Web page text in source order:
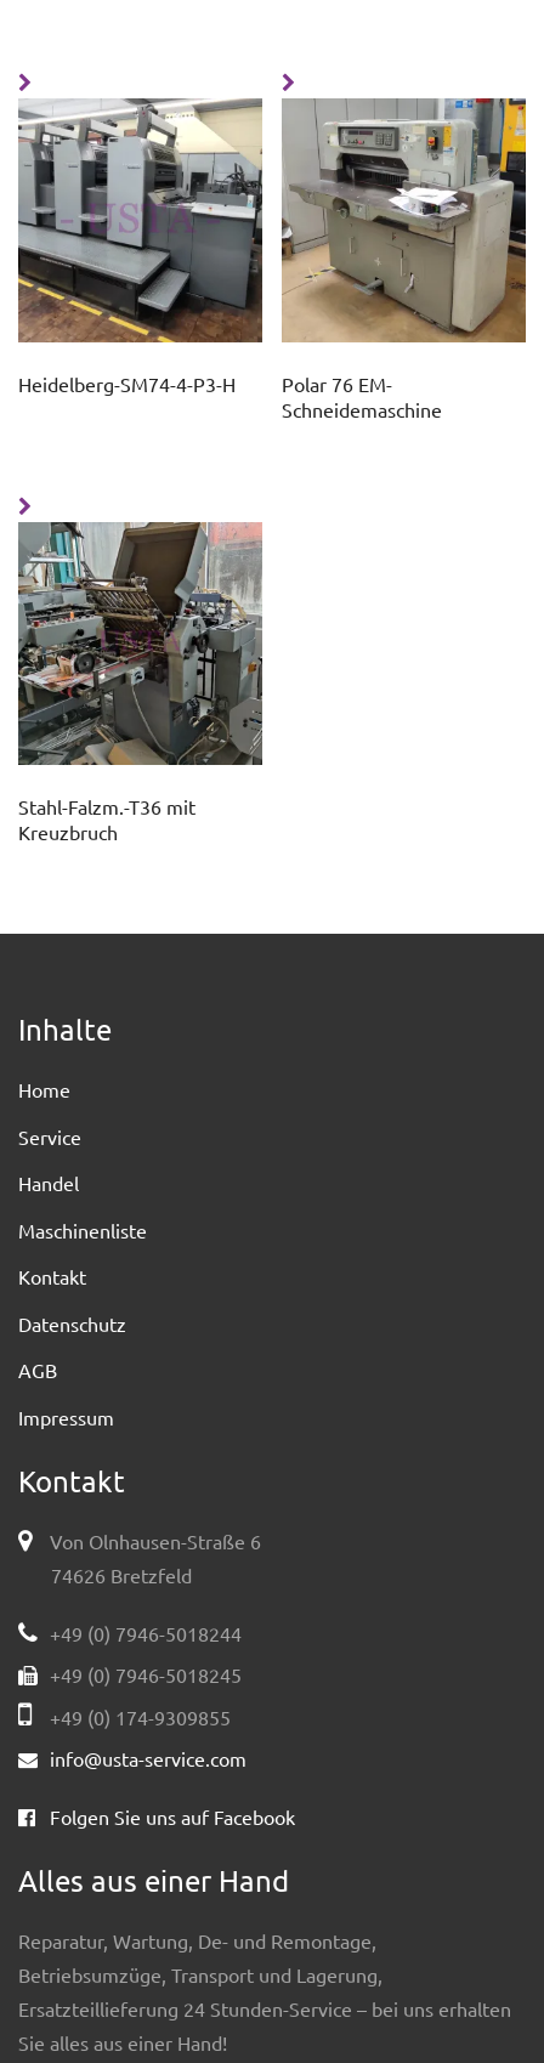
Heidelberg-SM74-4-P3-H
Polar 76 EM-
Schneidemaschine
Stahl-Falzm.-T36 mit
Kreuzbruch
Inhalte
Home
Service
Handel
Maschinenliste
Kontakt
Datenschutz
AGB
Impressum
Kontakt
Von Olnhausen-Straße 6
74626 Bretzfeld
+49 (0) 7946-5018244
+49 (0) 7946-5018245
+49 (0) 174-9309855
info@usta-service.com
Folgen Sie uns auf Facebook
Alles aus einer Hand
Reparatur, Wartung, De- und Remontage,
Betriebsumzüge, Transport und Lagerung,
Ersatzteillieferung 24 Stunden-Service – bei uns erhalten
Sie alles aus einer Hand!